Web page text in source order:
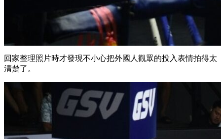
回家整理照片時才發現不小心把外國人觀眾的投入表情拍得太
清楚了。